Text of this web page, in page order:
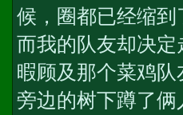
候，圈都已经缩
而我的队友却决
暇顾及那个菜鸡
旁边的树下蹲了